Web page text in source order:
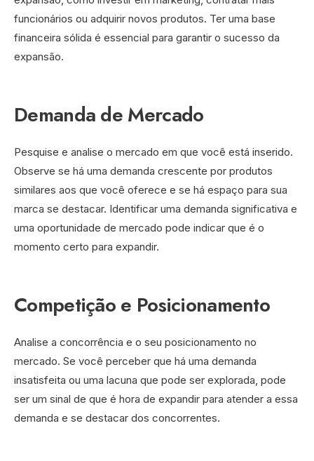
funcionários ou adquirir novos produtos. Ter uma base
financeira sólida é essencial para garantir o sucesso da
expansão.
Demanda de Mercado
Pesquise e analise o mercado em que você está inserido.
Observe se há uma demanda crescente por produtos
similares aos que você oferece e se há espaço para sua
marca se destacar. Identificar uma demanda significativa e
uma oportunidade de mercado pode indicar que é o
momento certo para expandir.
Competição e Posicionamento
Analise a concorrência e o seu posicionamento no
mercado. Se você perceber que há uma demanda
insatisfeita ou uma lacuna que pode ser explorada, pode
ser um sinal de que é hora de expandir para atender a essa
demanda e se destacar dos concorrentes.